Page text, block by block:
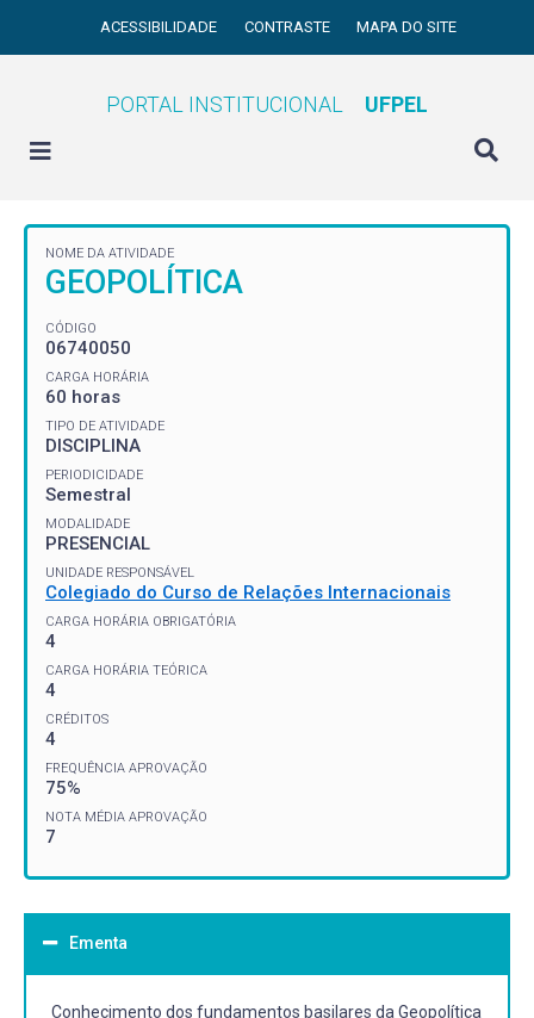
ACESSIBILIDADE CONTRASTE MAPA DO SITE
PORTAL INSTITUCIONAL UFPEL
NOME DA ATIVIDADE
GEOPOLÍTICA
CÓDIGO
06740050
CARGA HORÁRIA
60 horas
TIPO DE ATIVIDADE
DISCIPLINA
PERIODICIDADE
Semestral
MODALIDADE
PRESENCIAL
UNIDADE RESPONSÁVEL
Colegiado do Curso de Relações Internacionais
CARGA HORÁRIA OBRIGATÓRIA
4
CARGA HORÁRIA TEÓRICA
4
CRÉDITOS
4
FREQUÊNCIA APROVAÇÃO
75%
NOTA MÉDIA APROVAÇÃO
7
Ementa
Conhecimento dos fundamentos basilares da Geopolítica